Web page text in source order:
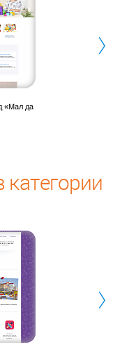
«Мал да